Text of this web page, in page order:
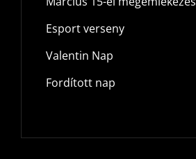
Esport verseny
Valentin Nap
Fordított nap